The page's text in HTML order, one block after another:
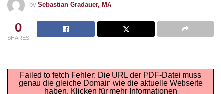
by Sebastian Gradauer, MA
0
SHARES
Failed to fetch Fehler: Die URL der PDF-Datei muss
genau die gleiche Domain wie die aktuelle Webseite
haben. Klicken für mehr Informationen